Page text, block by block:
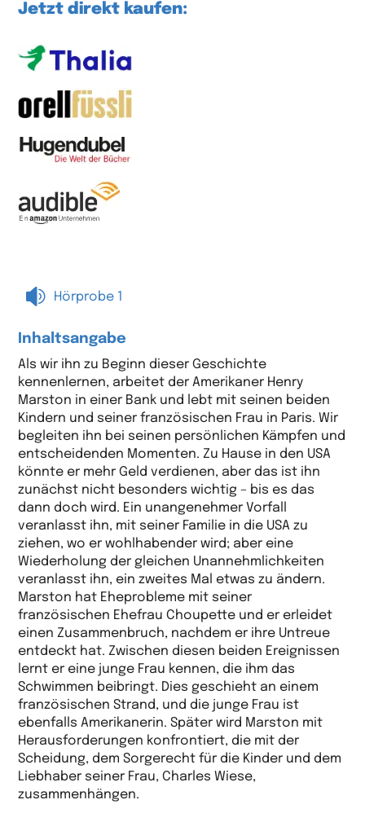
Jetzt direkt kaufen:
 Hörprobe 1
Inhaltsangabe
Als wir ihn zu Beginn dieser Geschichte
kennenlernen, arbeitet der Amerikaner Henry
Marston in einer Bank und lebt mit seinen beiden
Kindern und seiner französischen Frau in Paris. Wir
begleiten ihn bei seinen persönlichen Kämpfen und
entscheidenden Momenten. Zu Hause in den USA
könnte er mehr Geld verdienen, aber das ist ihn
zunächst nicht besonders wichtig – bis es das
dann doch wird. Ein unangenehmer Vorfall
veranlasst ihn, mit seiner Familie in die USA zu
ziehen, wo er wohlhabender wird; aber eine
Wiederholung der gleichen Unannehmlichkeiten
veranlasst ihn, ein zweites Mal etwas zu ändern.
Marston hat Eheprobleme mit seiner
französischen Ehefrau Choupette und er erleidet
einen Zusammenbruch, nachdem er ihre Untreue
entdeckt hat. Zwischen diesen beiden Ereignissen
lernt er eine junge Frau kennen, die ihm das
Schwimmen beibringt. Dies geschieht an einem
französischen Strand, und die junge Frau ist
ebenfalls Amerikanerin. Später wird Marston mit
Herausforderungen konfrontiert, die mit der
Scheidung, dem Sorgerecht für die Kinder und dem
Liebhaber seiner Frau, Charles Wiese,
zusammenhängen.